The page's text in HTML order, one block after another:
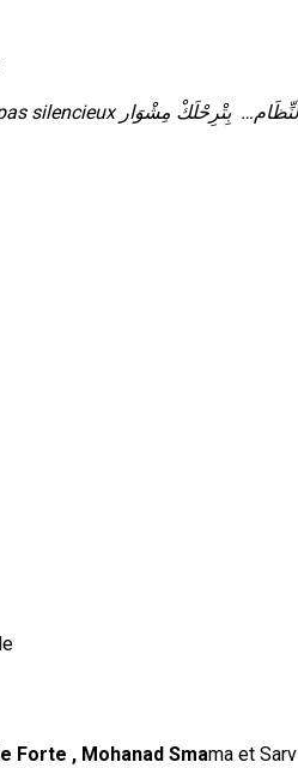
Forte , Mohanad Smama et Sarv